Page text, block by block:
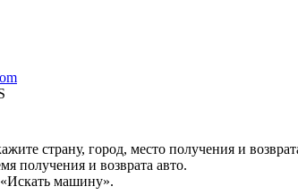
страну, город, место получения и
получения и возврата авто.
машину».